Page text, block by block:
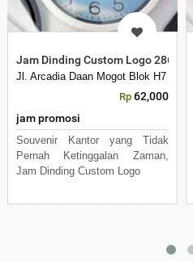
Jam Dinding Custom Logo 286H
Jl. Arcadia Daan Mogot Blok H7 No
Rp 62,000
jam promosi
Souvenir Kantor yang Tidak
Pernah Ketinggalan Zaman,
Jam Dinding Custom Logo